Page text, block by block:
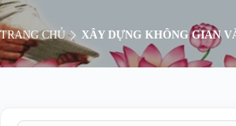
TRANG CHỦ XÂY DỰNG KHÔNG GIAN